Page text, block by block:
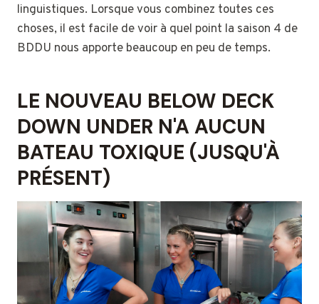
linguistiques. Lorsque vous combinez toutes ces
choses, il est facile de voir à quel point la saison 4 de
BDDU nous apporte beaucoup en peu de temps.
LE NOUVEAU BELOW DECK
DOWN UNDER N'A AUCUN
BATEAU TOXIQUE (JUSQU'À
PRÉSENT)